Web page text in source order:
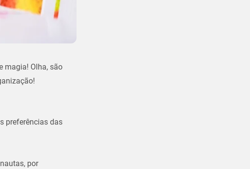
magia! Olha, são
preferências das
por